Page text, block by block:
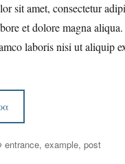
sit amet, consectetur
et dolore magna
laboris nisi ut aliquip
entrance,example,post